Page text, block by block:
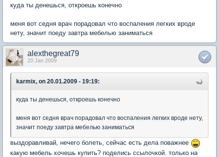
куда ты денешься, откроешь конечно
меня вот седня врач порадовал что воспаления легких вроде
нету, значит поеду завтра мебелью заниматься
alexthegreat79
20 Jan 2009
karmix, on 20.01.2009 - 19:19:
куда ты денешься, откроешь конечно
меня вот седня врач порадовал что воспаления легких вроде нету,
значит поеду завтра мебелью заниматься
выздоравливай, нечего болеть, сейчас есть дела поважнее
какую мебель хочешь купить? поделись ссылочкой. только на